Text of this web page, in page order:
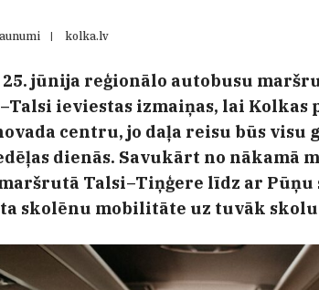
| kolka.lv
25. jūnija reģionālo autobusu
ieviestas izmaiņas, lai
centru, jo daļa reisu būs
dienās. Savukārt no nākamā
Talsi–Tiņģere līdz ar
skolēnu mobilitāte uz tuvāk